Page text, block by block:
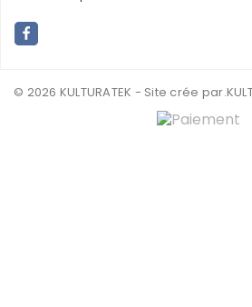
© 2026 KULTURATEK - Site crée par